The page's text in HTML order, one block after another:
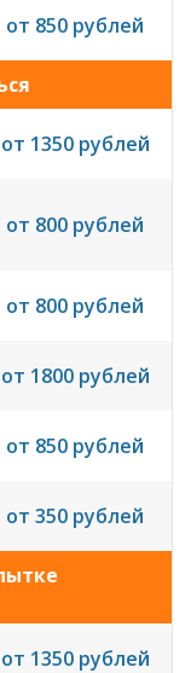
от 850 рублей
от 1350 рублей
от 800 рублей
от 800 рублей
от 1800 рублей
от 850 рублей
от 350 рублей
от 1350 рублей